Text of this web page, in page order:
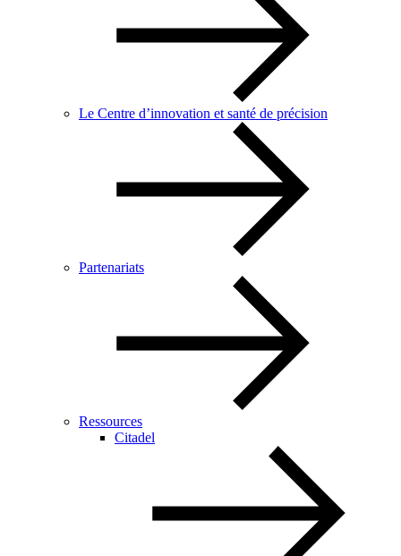
Le Centre d’innovation et santé de précision
Partenariats
Ressources
Citadel